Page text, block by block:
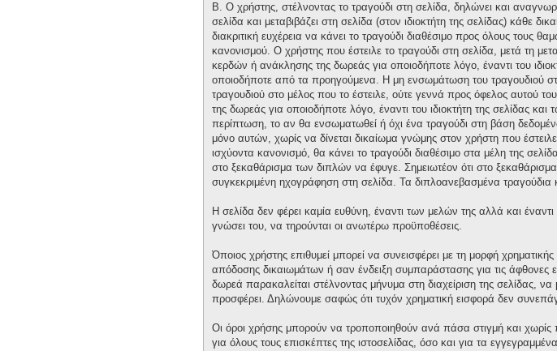
Β. Ο χρήστης, στέλνοντας το τραγούδι στη σελίδα, δηλώνει και
σελίδα και μεταβιβάζει στη σελίδα (στον ιδιοκτήτη της σελίδας) κάθε
διακριτική ευχέρεια να κάνει το τραγούδι διαθέσιμο προς όλους τους
κανονισμού. Ο χρήστης που έστειλε το τραγούδι στη σελίδα, μετά τη
κερδών ή ανάκλησης της δωρεάς για οποιοδήποτε λόγο, έναντι του
οποιοδήποτε από τα προηγούμενα. Η μη ενσωμάτωση του τραγουδιού
τραγουδιού στο μέλος που το έστειλε, ούτε γεννά προς όφελος αυτού
της δωρεάς για οποιοδήποτε λόγο, έναντι του ιδιοκτήτη της σελίδας
περίπτωση, το αν θα ενσωματωθεί ή όχι ένα τραγούδι στη βάση
μόνο αυτών, χωρίς να δίνεται δικαίωμα γνώμης στον χρήστη που
ισχύοντα κανονισμό, θα κάνει το τραγούδι διαθέσιμο στα μέλη της
στο ξεκαθάρισμα των διπλών να έφυγε. Σημειωτέον ότι στο ξεκαθάρισμα
συγκεκριμένη ηχογράφηση στη σελίδα. Τα διπλοανεβασμένα
Η σελίδα δεν φέρει καμία ευθύνη, έναντι των μελών της αλλά και
γνώσει του, να τηρούνται οι ανωτέρω προϋποθέσεις.
Όποιος χρήστης επιθυμεί μπορεί να συνεισφέρει με τη μορφή
απόδοσης δικαιωμάτων ή σαν ένδειξη συμπαράστασης για τις άφθονες
δωρεά παρακαλείται στέλνοντας μήνυμα στη διαχείριση της σελίδας,
προσφέρει. Δηλώνουμε σαφώς ότι τυχόν χρηματική εισφορά δεν
Οι όροι χρήσης μπορούν να τροποποιηθούν ανά πάσα στιγμή και
για όλους τους επισκέπτες της ιστοσελίδας, όσο και για τα